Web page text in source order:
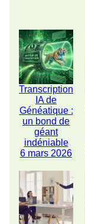
Transcription
IA de
Généatique :
un bond de
géant
indéniable
6 mars 2026